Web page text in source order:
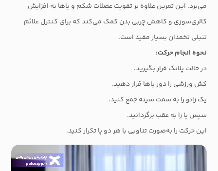
می‌برد. این تمرین علاوه بر تقویت عضلات شکم و پاها به افزایش
کالری‌سوزی و کاهش چربی بدن کمک می‌کند که برای کنترل علائم
تنبلی تخمدان بسیار مفید است.
نحوه انجام حرکت:
در حالت پلانک قرار بگیرید.
کش ورزشی را دور پاها قرار دهید.
یک زانو را به سمت سینه جمع کنید.
سپس پا را به عقب برگردانید.
این حرکت را به‌صورت تناوبی با هر دو پا تکرار کنید.